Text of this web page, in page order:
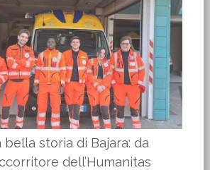
bella storia di Bajara: da
dell’Humanitas